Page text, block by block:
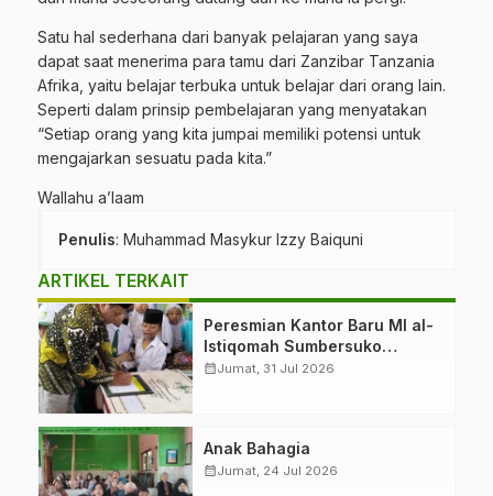
Satu hal sederhana dari banyak pelajaran yang saya
dapat saat menerima para tamu dari Zanzibar Tanzania
Afrika, yaitu belajar terbuka untuk belajar dari orang lain.
Seperti dalam prinsip pembelajaran yang menyatakan
“Setiap orang yang kita jumpai memiliki potensi untuk
mengajarkan sesuatu pada kita.”
Wallahu a’laam
Penulis: Muhammad Masykur Izzy Baiquni
ARTIKEL TERKAIT
Peresmian Kantor Baru MI al-
Istiqomah Sumbersuko
Tajinan. Ketua LP Ma’arif
calendar_monthJumat, 31 Jul 2026
Anak Bahagia
calendar_monthJumat, 24 Jul 2026